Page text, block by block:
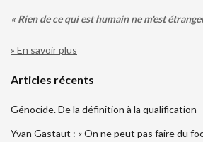
« Rien de ce qui est humain ne m'est
» En savoir plus
Articles récents
Génocide. De la définition à la qualification
Yvan Gastaut : « On ne peut pas faire du